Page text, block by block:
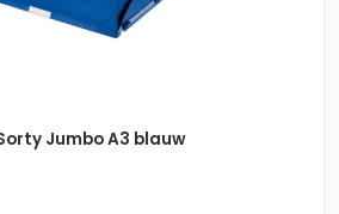
Jumbo A3 blauw